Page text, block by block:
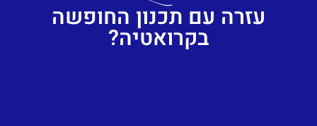
עזרה עם תכנון החופשה
בקרואטיה?